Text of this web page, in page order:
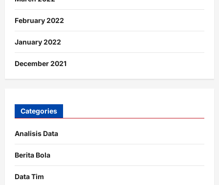
February 2022
January 2022
December 2021
Categories
Analisis Data
Berita Bola
Data Tim